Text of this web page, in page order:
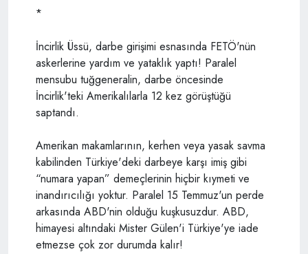
*
İncirlik Üssü, darbe girişimi esnasında FETÖ'nün
askerlerine yardım ve yataklık yaptı! Paralel
mensubu tuğgeneralin, darbe öncesinde
İncirlik'teki Amerikalılarla 12 kez görüştüğü
saptandı.
Amerikan makamlarının, kerhen veya yasak savma
kabilinden Türkiye'deki darbeye karşı imiş gibi
“numara yapan” demeçlerinin hiçbir kıymeti ve
inandırıcılığı yoktur. Paralel 15 Temmuz'un perde
arkasında ABD'nin olduğu kuşkusuzdur. ABD,
himayesi altındaki Mister Gülen'i Türkiye'ye iade
etmezse çok zor durumda kalır!